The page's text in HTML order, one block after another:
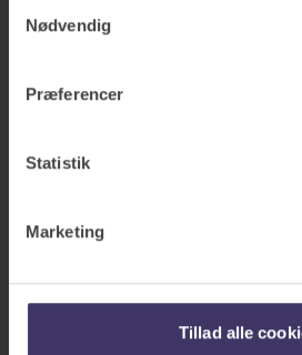
Nødvendig
Præferencer
Statistik
Marketing
Tillad alle
Autohjælp ved
Uanset om du har driftstop, eller du